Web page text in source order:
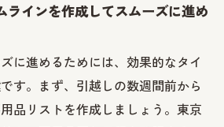
に関する罰則とその回避方法
確認すべき法的手続きと書類
に関するよくある法律相談とそ
ラインを作成してスムーズに進め
に進めるためには、効果的なタイ
す。まず、引越しの数週間前から
品リストを作成しましょう。東京